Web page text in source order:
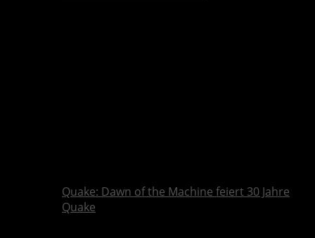
Quake: Dawn of the Machine feiert 30 Jahre
Quake